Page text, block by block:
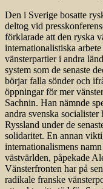
Den i Sverige bosatte
deltog vid
förklarade att den ryska
internationalistiska
vänsterpartier i andra
system som de senaste
börjar falla sönder och
öppningar för mer
Sachnin. Han nämnde
andra svenska
Ryssland under de
solidaritet. En annan
internationalismens
västvärlden, påpekade
Vänsterfronten har på
radikale franske